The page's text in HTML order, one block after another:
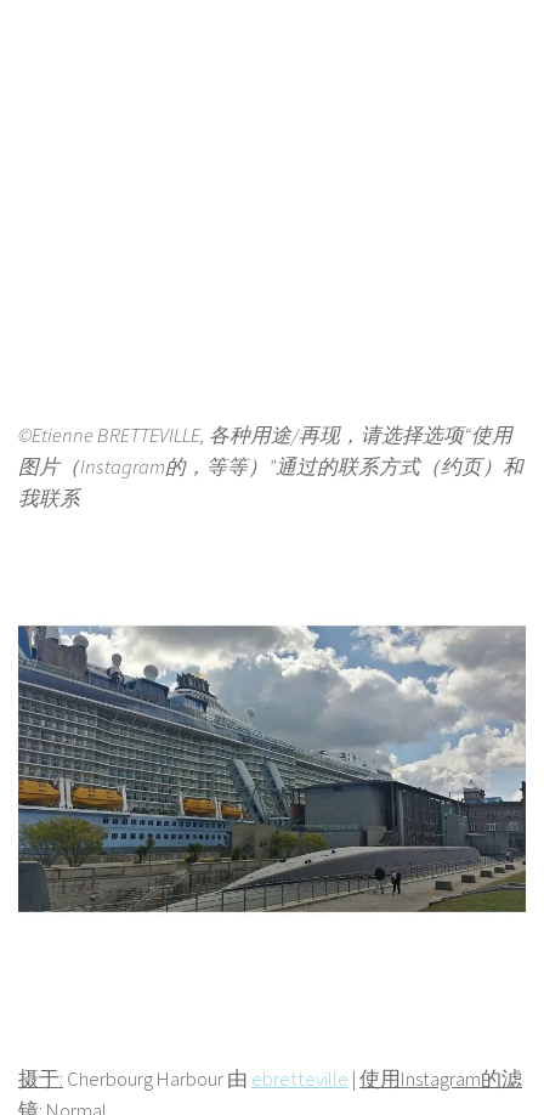
©Etienne BRETTEVILLE, 各种用途/再现，请选择选项“使用
图片（Instagram的，等等）”通过的联系方式（约页）和
我联系
摄于: Cherbourg Harbour 由 ebretteville |使用Instagram的滤